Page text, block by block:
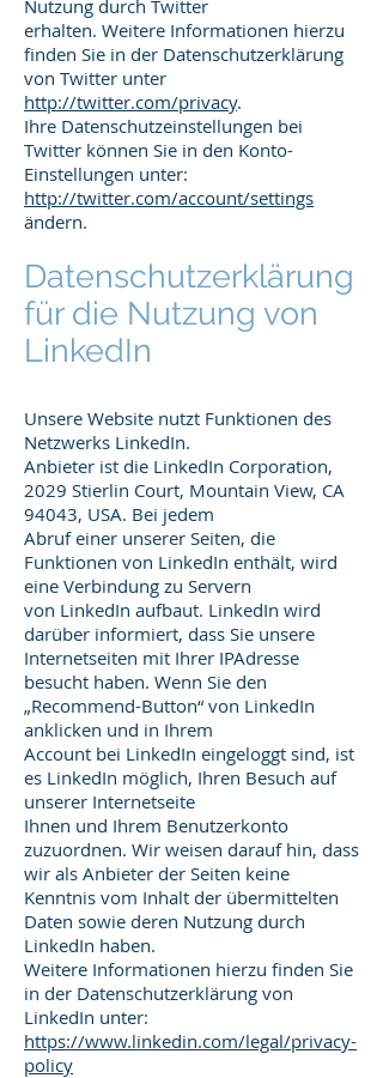
Nutzung durch Twitter
erhalten. Weitere Informationen hierzu
finden Sie in der Datenschutzerklärung
von Twitter unter
http://twitter.com/privacy.
Ihre Datenschutzeinstellungen bei
Twitter können Sie in den Konto-
Einstellungen unter:
http://twitter.com/account/settings
ändern.
Datenschutzerklärung
für die Nutzung von
LinkedIn
Unsere Website nutzt Funktionen des
Netzwerks LinkedIn.
Anbieter ist die LinkedIn Corporation,
2029 Stierlin Court, Mountain View, CA
94043, USA. Bei jedem
Abruf einer unserer Seiten, die
Funktionen von LinkedIn enthält, wird
eine Verbindung zu Servern
von LinkedIn aufbaut. LinkedIn wird
darüber informiert, dass Sie unsere
Internetseiten mit Ihrer IPAdresse
besucht haben. Wenn Sie den
„Recommend-Button“ von LinkedIn
anklicken und in Ihrem
Account bei LinkedIn eingeloggt sind, ist
es LinkedIn möglich, Ihren Besuch auf
unserer Internetseite
Ihnen und Ihrem Benutzerkonto
zuzuordnen. Wir weisen darauf hin, dass
wir als Anbieter der Seiten keine
Kenntnis vom Inhalt der übermittelten
Daten sowie deren Nutzung durch
LinkedIn haben.
Weitere Informationen hierzu finden Sie
in der Datenschutzerklärung von
LinkedIn unter:
https://www.linkedin.com/legal/privacy-
policy